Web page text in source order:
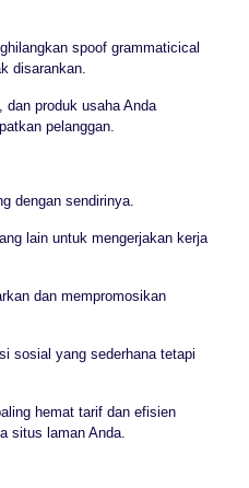
spoof grammaticical
disarankan.
dan produk usaha Anda
pelanggan.
dengan sendirinya.
lain untuk mengerjakan kerja
dan mempromosikan
sosial yang sederhana tetapi
hemat tarif dan efisien
situs laman Anda.